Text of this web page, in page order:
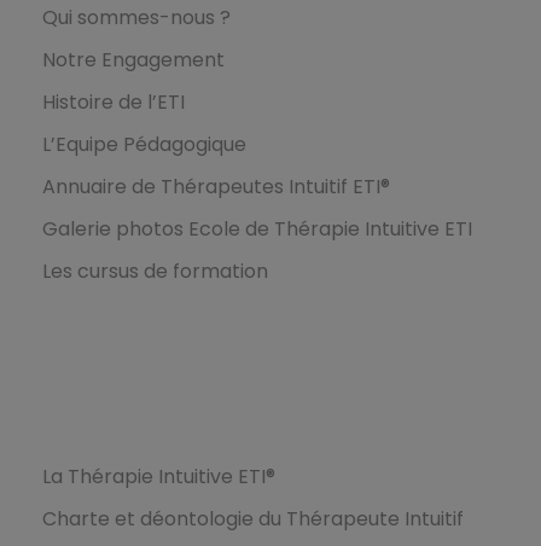
Qui sommes-nous ?
Notre Engagement
Histoire de l’ETI
L’Equipe Pédagogique
Annuaire de Thérapeutes Intuitif ETI®
Galerie photos Ecole de Thérapie Intuitive ETI
Les cursus de formation
La Thérapie Intuitive ETI®
Charte et déontologie du Thérapeute Intuitif